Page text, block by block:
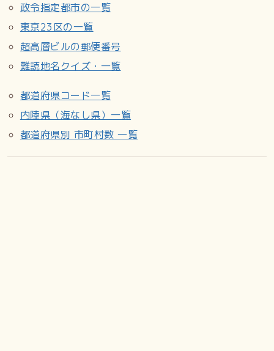
政令指定都市の一覧
東京23区の一覧
超高層ビルの郵便番号
難読地名クイズ・一覧
都道府県コード一覧
内陸県（海なし県）一覧
都道府県別 市町村数 一覧